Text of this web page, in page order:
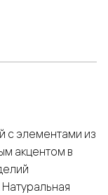
с элементами из
акцентом в